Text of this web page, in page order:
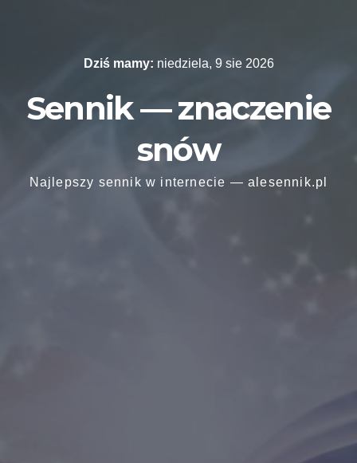
Dziś mamy: niedziela, 9 sie 2026
Sennik — znaczenie
snów
Najlepszy sennik w internecie — alesennik.pl